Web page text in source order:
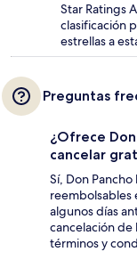
Star Ratings
clasificación
estrellas a
Preguntas
¿Ofrece
cancelar
Sí, Don
reembolsables
algunos días
cancelación de
términos y